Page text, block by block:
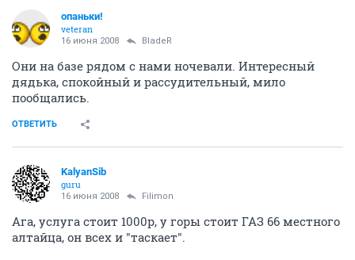
опаньки!
veteran
16 июня 2008 BladeR
Они на базе рядом с нами ночевали. Интересный
дядька, спокойный и рассудительный, мило
пообщались.
ОТВЕТИТЬ
KalyanSib
guru
16 июня 2008 Filimon
Ага, услуга стоит 1000р, у горы стоит ГАЗ 66 местного
алтайца, он всех и "таскает".